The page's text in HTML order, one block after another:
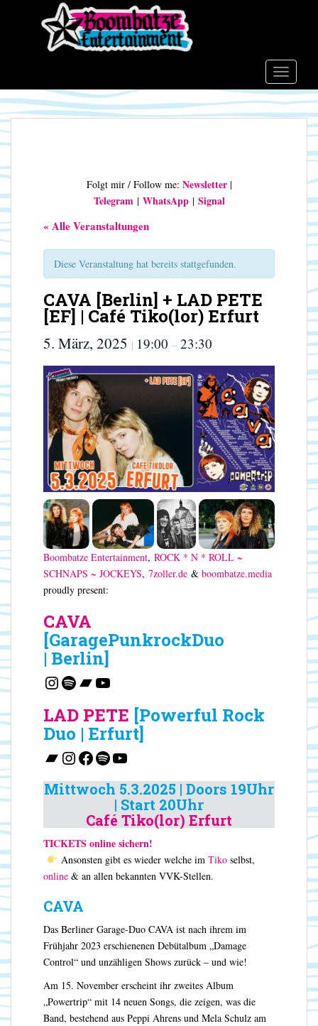
o
m
a
c
t
e
n
Folgt mir / Follow me: Newsletter|
Telegram| WhatsApp| Signal
« Alle Veranstaltungen
Diese Veranstaltung hat bereits stattgefunden.
CAVA [Berlin] + LAD PETE
[EF] | Café Tiko(lor) Erfurt
5. März, 2025 | 19:00 – 23:30
Boombatze Entertainment, ROCK * N * ROLL ~
SCHNAPS ~ JOCKEYS, 7zoller.de & boombatze.media
proudly present:
CAVA
[GaragePunkrockDuo
| Berlin]
Instagram
Spotify
Bandcamp
YouTube
LAD PETE [Powerful Rock
Duo | Erfurt]
Bandcamp
Instagram
Facebook
SpotifyYouTube
Mittwoch 5.3.2025 | Doors 19Uhr
| Start 20Uhr
Café Tiko(lor) Erfurt
TICKETS online sichern!
Ansonsten gibt es wieder welche im Tikoselbst,
online & an allen bekannten VVK-Stellen.
CAVA
Das Berliner Garage-Duo CAVA ist nach ihrem im
Frühjahr 2023 erschienenen Debütalbum „Damage
Control“ und unzähligen Shows zurück – und wie!
Am 15. November erscheint ihr zweites Album
„Powertrip“ mit 14 neuen Songs, die zeigen, was die
Band, bestehend aus Peppi Ahrens und Mela Schulz am